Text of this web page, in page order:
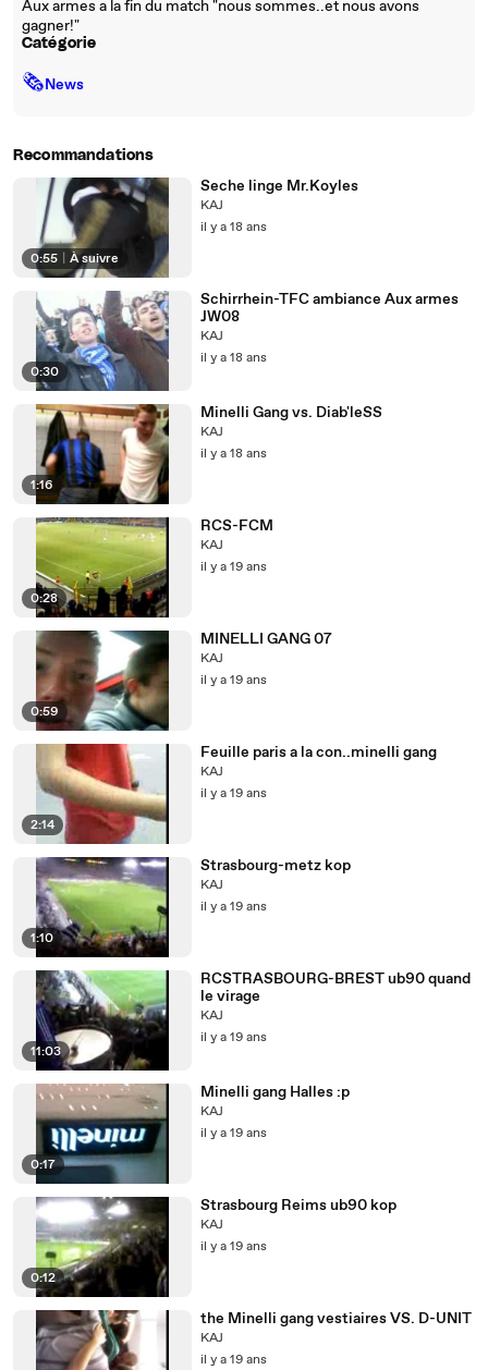
Aux armes a la fin du match "nous sommes..et nous avons
gagner!"
Catégorie
🗞News
Recommandations
0:55 À suivre
Seche linge Mr.Koyles
KAJ
il y a 18 ans
0:30
Schirrhein-TFC ambiance Aux armes
JW08
KAJ
il y a 18 ans
1:16
Minelli Gang vs. Diab'leSS
KAJ
il y a 18 ans
0:28
RCS-FCM
KAJ
il y a 19 ans
0:59
MINELLI GANG 07
KAJ
il y a 19 ans
2:14
Feuille paris a la con..minelli gang
KAJ
il y a 19 ans
1:10
Strasbourg-metz kop
KAJ
il y a 19 ans
11:03
RCSTRASBOURG-BREST ub90 quand
le virage
KAJ
il y a 19 ans
0:17
Minelli gang Halles :p
KAJ
il y a 19 ans
0:12
Strasbourg Reims ub90 kop
KAJ
il y a 19 ans
the Minelli gang vestiaires VS. D-UNIT
KAJ
il y a 19 ans